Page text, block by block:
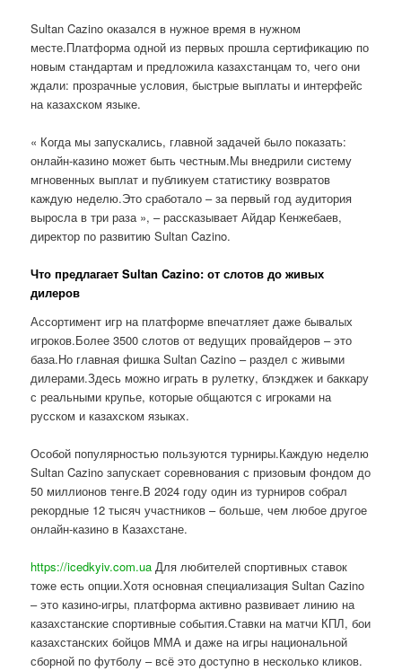
Sultan Cazino оказался в нужное время в нужном
месте.Платформа одной из первых прошла сертификацию по
новым стандартам и предложила казахстанцам то, чего они
ждали: прозрачные условия, быстрые выплаты и интерфейс
на казахском языке.
« Когда мы запускались, главной задачей было показать:
онлайн-казино может быть честным.Мы внедрили систему
мгновенных выплат и публикуем статистику возвратов
каждую неделю.Это сработало – за первый год аудитория
выросла в три раза », – рассказывает Айдар Кенжебаев,
директор по развитию Sultan Cazino.
Что предлагает Sultan Cazino: от слотов до живых
дилеров
Ассортимент игр на платформе впечатляет даже бывалых
игроков.Более 3500 слотов от ведущих провайдеров – это
база.Но главная фишка Sultan Cazino – раздел с живыми
дилерами.Здесь можно играть в рулетку, блэкджек и баккару
с реальными крупье, которые общаются с игроками на
русском и казахском языках.
Особой популярностью пользуются турниры.Каждую неделю
Sultan Cazino запускает соревнования с призовым фондом до
50 миллионов тенге.В 2024 году один из турниров собрал
рекордные 12 тысяч участников – больше, чем любое другое
онлайн-казино в Казахстане.
https://icedkyiv.com.ua Для любителей спортивных ставок
тоже есть опции.Хотя основная специализация Sultan Cazino
– это казино-игры, платформа активно развивает линию на
казахстанские спортивные события.Ставки на матчи КПЛ, бои
казахстанских бойцов ММА и даже на игры национальной
сборной по футболу – всё это доступно в несколько кликов.